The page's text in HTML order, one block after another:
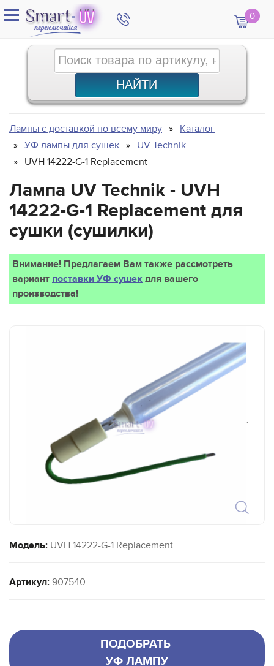
0
Лампы с доставкой по всему миру
Каталог
УФ лампы для сушек
UV Technik
UVH 14222-G-1 Replacement
Лампа UV Technik - UVH
14222-G-1 Replacement для
сушки (сушилки)
Внимание! Предлагаем Вам также рассмотреть
вариант поставки УФ сушек для вашего
производства!
`
Модель: UVH 14222-G-1 Replacement
Артикул: 907540
ПОДОБРАТЬ
УФ ЛАМПУ